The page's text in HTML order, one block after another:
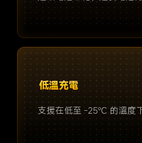
低溫充電
支援在低至 -25℃ 的溫度